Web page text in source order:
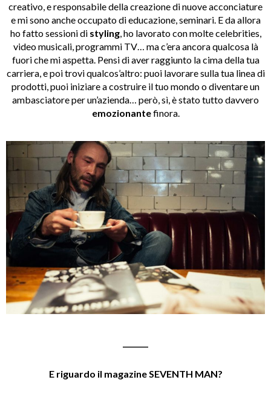
creativo, e responsabile della creazione di nuove acconciature
e mi sono anche occupato di educazione, seminari. E da allora
ho fatto sessioni di styling, ho lavorato con molte celebrities,
video musicali, programmi TV… ma c’era ancora qualcosa là
fuori che mi aspetta. Pensi di aver raggiunto la cima della tua
carriera, e poi trovi qualcos’altro: puoi lavorare sulla tua linea di
prodotti, puoi iniziare a costruire il tuo mondo o diventare un
ambasciatore per un’azienda… però, sì, è stato tutto davvero
emozionantefinora.
E riguardo il magazine SEVENTH MAN?